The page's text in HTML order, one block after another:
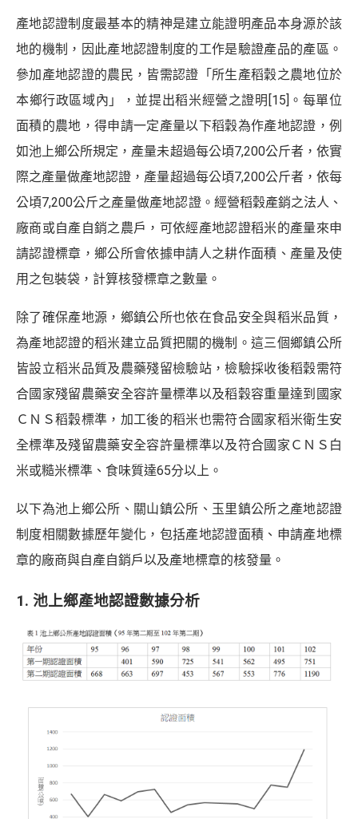
產地認證制度最基本的精神是建立能證明產品本身源於該
地的機制，因此產地認證制度的工作是驗證產品的產區。
參加產地認證的農民，皆需認證「所生產稻穀之農地位於
本鄉行政區域內」，並提出稻米經營之證明 [15] 。每單位
面積的農地，得申請一定產量以下稻穀為作產地認證，例
如池上鄉公所規定，產量未超過每公頃7,200公斤者，依實
際之產量做產地認證，產量超過每公頃7,200公斤者，依每
公頃7,200公斤之產量做產地認證。經營稻穀產銷之法人、
廠商或自產自銷之農戶，可依經產地認證稻米的產量來申
請認證標章，鄉公所會依據申請人之耕作面積、產量及使
用之包裝袋，計算核發標章之數量。
除了確保產地源，鄉鎮公所也依在食品安全與稻米品質，
為產地認證的稻米建立品質把關的機制。這三個鄉鎮公所
皆設立稻米品質及農藥殘留檢驗站，檢驗採收後稻穀需符
合國家殘留農藥安全容許量標準以及稻穀容重量達到國家
ＣＮＳ稻穀標準，加工後的稻米也需符合國家稻米衛生安
全標準及殘留農藥安全容許量標準以及符合國家ＣＮＳ白
米或糙米標準、食味質達65分以上。
以下為池上鄉公所、關山鎮公所、玉里鎮公所之產地認證
制度相關數據歷年變化，包括產地認證面積、申請產地標
章的廠商與自產自銷戶以及產地標章的核發量。
1. 池上鄉產地認證數據分析